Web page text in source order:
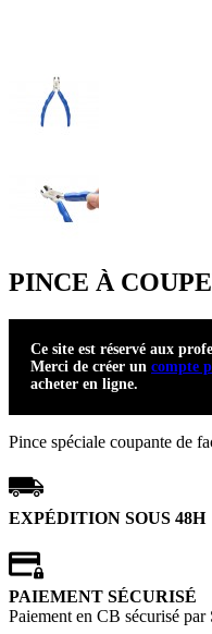
PINCE À
Ce site est réservé aux
Merci de créer un compte
acheter en ligne.
Pince spéciale coupante de
EXPÉDITION SOUS 48H
PAIEMENT SÉCURISÉ
Paiement en CB sécurisé par